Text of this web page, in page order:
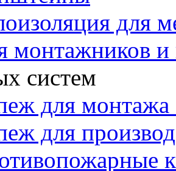
для
монтажников и
систем
для монтажа
для